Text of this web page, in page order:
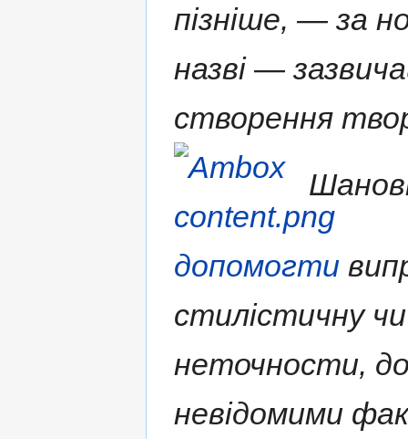
пізніше, — за
назві —
створення
допомогти
стилістичну
неточности,
невідомими